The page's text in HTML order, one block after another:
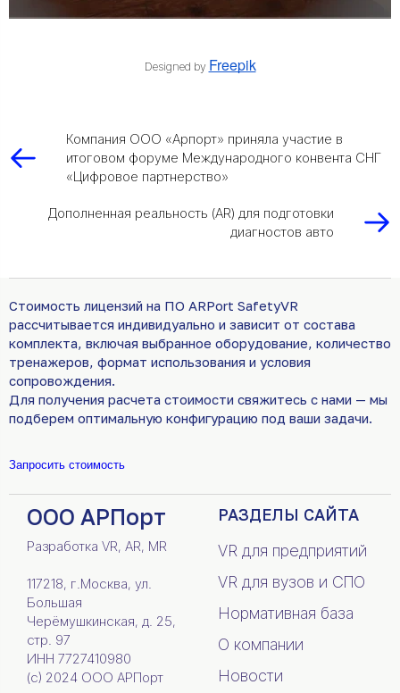
Designed by Freepik
Компания ООО «Арпорт» приняла участие в
итоговом форуме Международного конвента СНГ
«Цифровое партнерство»
Дополненная реальность (AR) для подготовки
диагностов авто
Стоимость лицензий на ПО ARPort SafetyVR
рассчитывается индивидуально и зависит от состава
комплекта, включая выбранное оборудование, количество
тренажеров, формат использования и условия
сопровождения.
Для получения расчета стоимости свяжитесь с нами — мы
подберем оптимальную конфигурацию под ваши задачи.
Запросить стоимость
ООО АРПорт
Разработка VR, AR, MR
117218, г.Москва, ул.
Большая
Черёмушкинская, д. 25,
стр. 97
ИНН 7727410980
(c) 2024 ООО АРПорт
РАЗДЕЛЫ САЙТА
VR для предприятий
VR для вузов и СПО
Нормативная база
О компании
Новости